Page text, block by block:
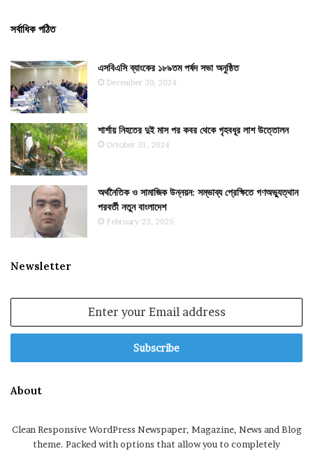
সর্বাধিক পঠিত
এসবিএসি ব্যাংকের ১৮৯তম পর্ষদ সভা অনুষ্ঠিত
December 30, 2024
শার্শায় নিহতের দুই মাস পর কবর থেকে গৃহবধূর লাশ উত্তোলন
October 31, 2024
অর্থনৈতিক ও সামাজিক উন্নয়ন: সম্ভাব্য প্রেক্ষিতে গণঅভ্যুত্থান
পরবর্তী নতুন বাংলাদেশ
February 23, 2025
Newsletter
Email
About
Clean Responsive WordPress Newspaper, Magazine, News and Blog
theme. Packed with options that allow you to completely